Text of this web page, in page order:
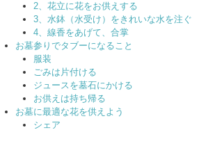
2、花立に花をお供えする
3、水鉢（水受け）をきれいな水を注ぐ
4、線香をあげて、合掌
お墓参りでタブーになること
服装
ごみは片付ける
ジュースを墓石にかける
お供えは持ち帰る
お墓に最適な花を供えよう
シェア